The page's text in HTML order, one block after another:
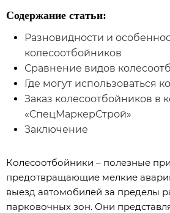
Содержание статьи:
Разновидности и
колесоотбойников
Сравнение видов
Где могут использоваться
Заказ колесоотбойников в
«СпецМаркерСтрой»
Заключение
Колесоотбойники – полезные
предотвращающие мелкие
выезд автомобилей за пределы
парковочных зон. Они